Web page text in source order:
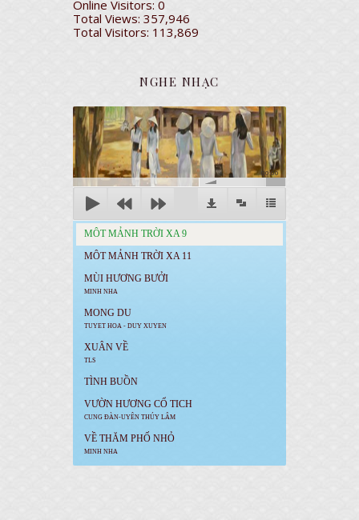
Online Visitors:0
Total Views:357,946
Total Visitors: 113,869
NGHE NHẠC
00:00
MÔT MẢNH TRỜI XA 9
MÔT MẢNH TRỜI XA 11
MÙI HƯƠNG BƯỞI
MINH NHA
MONG DU
TUYET HOA - DUY XUYEN
XUÂN VỀ
TLS
TÌNH BUỒN
VƯỜN HƯƠNG CỔ TICH
CUNG ĐÀN-UYÊN THÚY LÂM
VỀ THĂM PHỐ NHỎ
MINH NHA